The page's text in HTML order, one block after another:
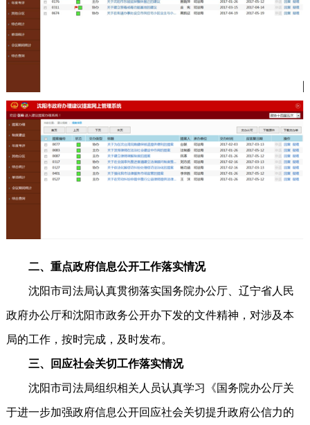
二、重点政府信息公开工作落实情况
沈阳市司法局认真贯彻落实国务院办公厅、辽宁省人民
政府办公厅和沈阳市政务公开办下发的文件精神，对涉及本
局的工作，按时完成，及时发布。
三、回应社会关切工作落实情况
沈阳市司法局组织相关人员认真学习《国务院办公厅关
于进一步加强政府信息公开回应社会关切提升政府公信力的